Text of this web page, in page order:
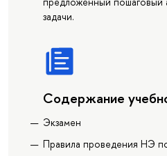
задачи.
Содержание
Экзамен
Правила проведения НЭ